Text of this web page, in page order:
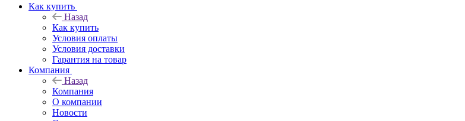
Как купить
Назад
Как купить
Условия оплаты
Условия доставки
Гарантия на товар
Компания
Назад
Компания
О компании
Новости